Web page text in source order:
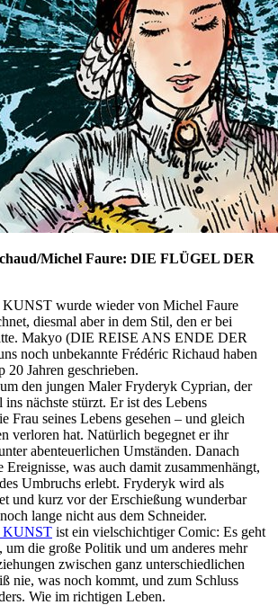
Michel Faure: DIE FLÜGEL DER
wurde wieder von Michel Faure
diesmal aber in dem Stil, den er bei
Makyo (DIE REISE ANS ENDE DER
noch unbekannte Frédéric Richaud haben
20 Jahren geschrieben.
den jungen Maler Fryderyk Cyprian, der
nächste stürzt. Er ist des Lebens
Frau seines Lebens gesehen – und gleich
verloren hat. Natürlich begegnet er ihr
abenteuerlichen Umständen. Danach
Ereignisse, was auch damit zusammenhängt,
Umbruchs erlebt. Fryderyk wird als
und kurz vor der Erschießung wunderbar
lange nicht aus dem Schneider.
KUNST ist ein vielschichtiger Comic: Es geht
die große Politik und um anderes mehr
zwischen ganz unterschiedlichen
nie, was noch kommt, und zum Schluss
Wie im richtigen Leben.